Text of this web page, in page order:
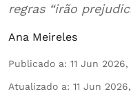
regras “irão
Ana Meireles
Publicado a: 11 Jun 2026,
Atualizado a: 11 Jun